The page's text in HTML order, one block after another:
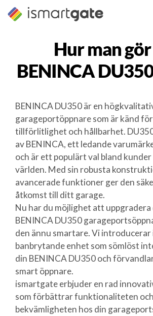
Hoppa
till
Hur man
BENINCA
BENINCA DU350 är en
garageportöppnare som är känd
tillförlitlighet och hållbarhet.
av BENINCA, ett ledande
och är ett populärt val bland kunder
världen. Med sin robusta
avancerade funktioner ger den
åtkomst till ditt garage.
Nu har du möjlighet att
BENINCA DU350
den ännu smartare. Vi
banbrytande enhet som sömlöst
din BENINCA DU350 och
smart öppnare.
ismartgate erbjuder en rad
som förbättrar funktionaliteten och
bekvämligheten hos din